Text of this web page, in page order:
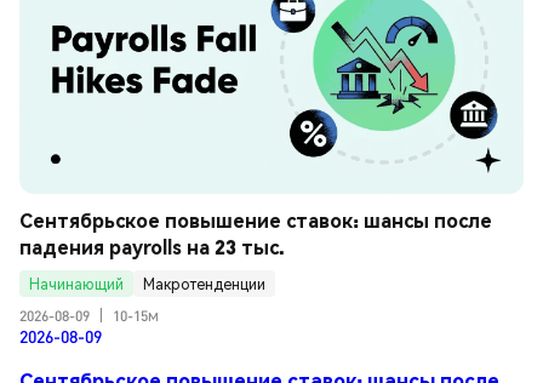
Сентябрьское повышение ставок: шансы после
падения payrolls на 23 тыс.
Начинающий
Макротенденции
2026-08-09
10-15м
2026-08-09